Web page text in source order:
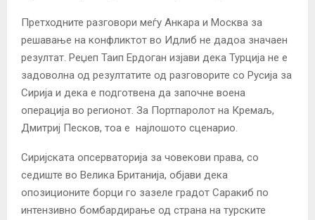
Претходните разговори меѓу Анкара и Москва за
решавање на конфликтот во Идлиб не дадоа значаен
резултат. Реџеп Таип Ердоган изјави дека Турција не е
задоволна од резултатите од разговорите со Русија за
Сирија и дека е подготвена да започне воена
операција во регионот. За Портпаролот на Кремаљ,
Дмитриј Песков, тоа е најлошото сценарио.
Сиријската опсерваторија за човекови права, со
седиште во Велика Британија, објави дека
опозиционите борци го зазеле градот Саракиб по
интензивно бомбардирање од страна на турските